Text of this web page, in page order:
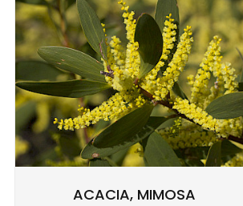
ACACIA, MIMOSA